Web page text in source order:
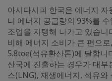
아시다시피 한국은 에너지
니 에너지 공급량의 93%를
조업을 지탱해 나가고 있습니
비해 에너지 소비가 큰 편으
5.8toe(석유환산톤)에 달합니
산국에 진출하는 경우가 대
스(LNG), 재생에너지, 석유